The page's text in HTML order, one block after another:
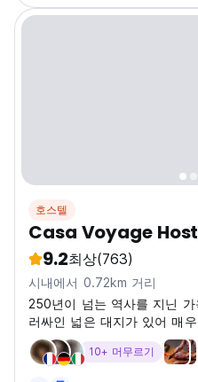
호스텔
Casa Voyage
9.2최상(763)
시내에서 0.72km 거리
250년이 넘는 역사를 지닌
러싸인 넓은 대지가 있어 매
을 즐길 수 있습니다. 아침 식
지 않지만 무료 커피, 차, 시리
10+ 머무르기